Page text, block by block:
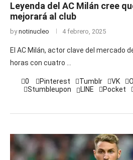
Leyenda del AC Milán cree
mejorará al club
bynotinucleo 4 febrero, 2025
El AC Milán, actor clave del mercado
horas con cuatro …
0 Pinterest Tumblr VK
Stumbleupon
LINE Pocket